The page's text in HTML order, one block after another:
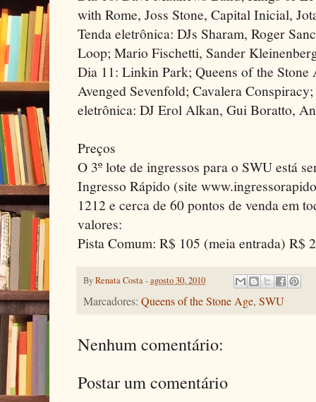
with Rome, Joss Stone, Capital Inicial,
Tenda eletrônica: DJs Sharam, Roger
Loop; Mario Fischetti, Sander
Dia 11: Linkin Park; Queens of the Stone
Avenged Sevenfold; Cavalera
eletrônica: DJ Erol Alkan, Gui Boratto,
Preços
O 3º lote de ingressos para o SWU está
Ingresso Rápido (site
1212 e cerca de 60 pontos de venda em
valores:
Pista Comum: R$ 105 (meia entrada) R$
ByRenata Costa-agosto 30, 2010
Marcadores: Queens of the Stone Age, SWU
Nenhum comentário:
Postar um comentário